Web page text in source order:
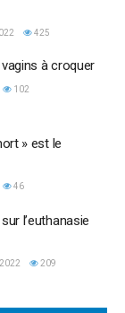
425
à croquer
102
» est le
46
l’euthanasie
209